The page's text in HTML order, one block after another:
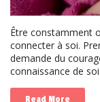
Être constamment
connecter à soi.
demande du
connaissance de soi.
Read More